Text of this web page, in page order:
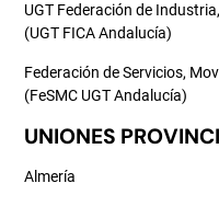
UGT Federación de
(UGT FICA Andalucía)
Federación de Servicios,
(FeSMC UGT Andalucía)
UNIONES
Almería